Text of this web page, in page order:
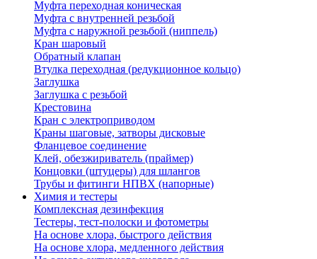
Муфта переходная коническая
Муфта с внутренней резьбой
Муфта с наружной резьбой (ниппель)
Кран шаровый
Обратный клапан
Втулка переходная (редукционное кольцо)
Заглушка
Заглушка с резьбой
Крестовина
Кран с электроприводом
Краны шаговые, затворы дисковые
Фланцевое соединение
Клей, обезжириватель (праймер)
Концовки (штуцеры) для шлангов
Трубы и фитинги НПВХ (напорные)
Химия и тестеры
Комплексная дезинфекция
Тестеры, тест-полоски и фотометры
На основе хлора, быстрого действия
На основе хлора, медленного действия